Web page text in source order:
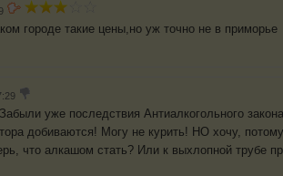
городе такие цены,но уж точно не в приморье
уже последствия Антиалкогольного
добиваются! Могу не курить! НО хочу,
что алкашом стать? Или к выхлопной трубе